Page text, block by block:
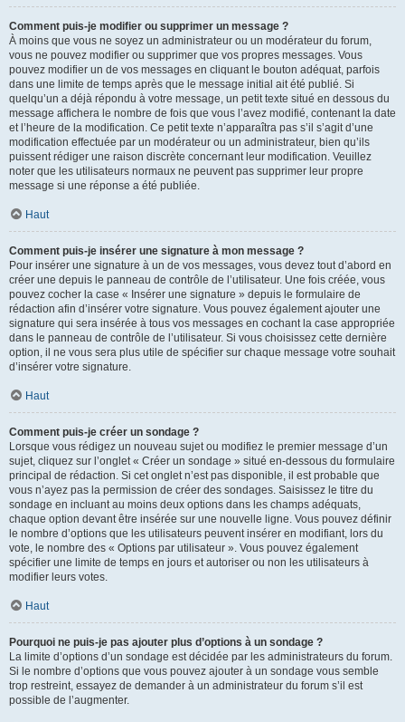
Comment puis-je modifier ou supprimer un message ?
À moins que vous ne soyez un administrateur ou un modérateur du forum,
vous ne pouvez modifier ou supprimer que vos propres messages. Vous
pouvez modifier un de vos messages en cliquant le bouton adéquat, parfois
dans une limite de temps après que le message initial ait été publié. Si
quelqu’un a déjà répondu à votre message, un petit texte situé en dessous du
message affichera le nombre de fois que vous l’avez modifié, contenant la date
et l’heure de la modification. Ce petit texte n’apparaîtra pas s’il s’agit d’une
modification effectuée par un modérateur ou un administrateur, bien qu’ils
puissent rédiger une raison discrète concernant leur modification. Veuillez
noter que les utilisateurs normaux ne peuvent pas supprimer leur propre
message si une réponse a été publiée.
Haut
Comment puis-je insérer une signature à mon message ?
Pour insérer une signature à un de vos messages, vous devez tout d’abord en
créer une depuis le panneau de contrôle de l’utilisateur. Une fois créée, vous
pouvez cocher la case « Insérer une signature » depuis le formulaire de
rédaction afin d’insérer votre signature. Vous pouvez également ajouter une
signature qui sera insérée à tous vos messages en cochant la case appropriée
dans le panneau de contrôle de l’utilisateur. Si vous choisissez cette dernière
option, il ne vous sera plus utile de spécifier sur chaque message votre souhait
d’insérer votre signature.
Haut
Comment puis-je créer un sondage ?
Lorsque vous rédigez un nouveau sujet ou modifiez le premier message d’un
sujet, cliquez sur l’onglet « Créer un sondage » situé en-dessous du formulaire
principal de rédaction. Si cet onglet n’est pas disponible, il est probable que
vous n’ayez pas la permission de créer des sondages. Saisissez le titre du
sondage en incluant au moins deux options dans les champs adéquats,
chaque option devant être insérée sur une nouvelle ligne. Vous pouvez définir
le nombre d’options que les utilisateurs peuvent insérer en modifiant, lors du
vote, le nombre des « Options par utilisateur ». Vous pouvez également
spécifier une limite de temps en jours et autoriser ou non les utilisateurs à
modifier leurs votes.
Haut
Pourquoi ne puis-je pas ajouter plus d’options à un sondage ?
La limite d’options d’un sondage est décidée par les administrateurs du forum.
Si le nombre d’options que vous pouvez ajouter à un sondage vous semble
trop restreint, essayez de demander à un administrateur du forum s’il est
possible de l’augmenter.